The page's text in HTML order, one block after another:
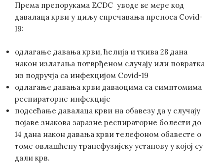
Према препорукама ECDC уводе se мере код
давалаца крви у циљу спречавања преноса Covid-
19:
одлагање давања крви, ћелија и ткива 28 дана
након излагања потврђеном случају или повратка
из подручја са инфекцијом Covid-19
одлагање давања крви даваоцима са симптомима
респираторне инфекције
подсећање давалаца крви на обавезу да у случају
појаве знакова заразне респираторне болести до
14 дана након давања крви телефоном обавесте о
томе овлашћену трансфузијску установу у којој су
дали крв.